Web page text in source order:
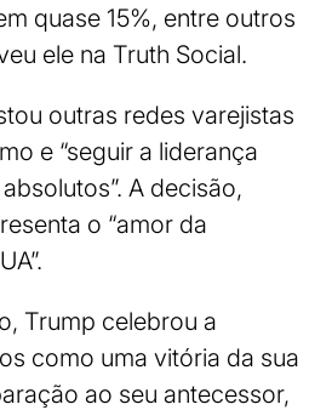
quase 15%, entre outros
ele na Truth Social.
outras redes varejistas
e “seguir a liderança
A decisão,
o “amor da
Trump celebrou a
como uma vitória da sua
ao seu antecessor,